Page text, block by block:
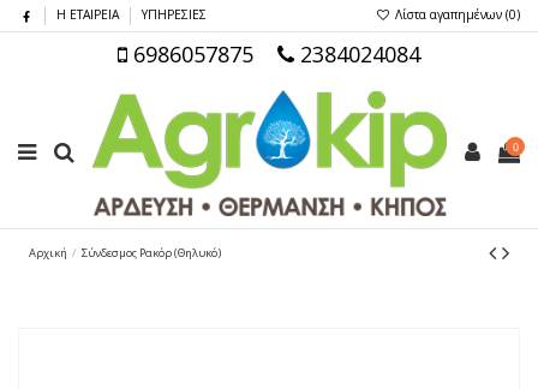
Η ΕΤΑΙΡΕΙΑ ΥΠΗΡΕΣΙΕΣ Λίστα αγαπημένων (0)
6986057875 2384024084
0
Αρχική Σύνδεσμος Ρακόρ (Θηλυκό)